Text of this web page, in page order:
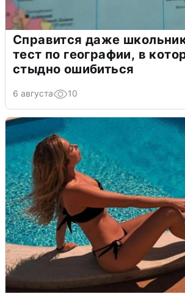
Справится даже
тест по географии, в
стыдно ошибиться
6 августа 10